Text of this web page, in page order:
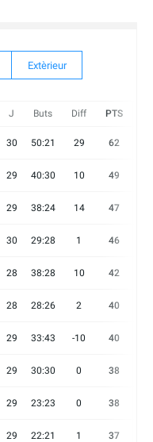
Extèrieur
J Buts Diff PTS
30 50:21 29 62
29 40:30 10 49
29 38:24 14 47
30 29:28 1 46
28 38:28 10 42
28 28:26 2 40
29 33:43 -10 40
29 30:30 0 38
29 23:23 0 38
29 22:21 1 37